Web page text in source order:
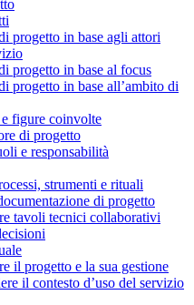
progetto in base agli attori
progetto in base al focus
progetto in base all’ambito di
figure coinvolte
di progetto
e responsabilità
strumenti e rituali
di progetto
tavoli tecnici collaborativi
il progetto e la sua gestione
il contesto d’uso del servizio